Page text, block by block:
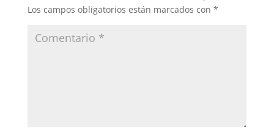
Los campos obligatorios están marcados con *